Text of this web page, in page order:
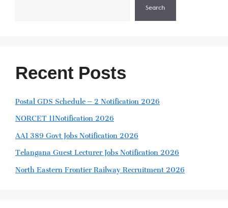
Search
Recent Posts
Postal GDS Schedule – 2 Notification 2026
NORCET 11Notification 2026
AAI 389 Govt Jobs Notification 2026
Telangana Guest Lecturer Jobs Notification 2026
North Eastern Frontier Railway Recruitment 2026